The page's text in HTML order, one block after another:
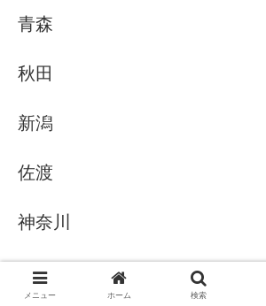
青森
秋田
新潟
佐渡
神奈川
群馬
メニュー ホーム 検索